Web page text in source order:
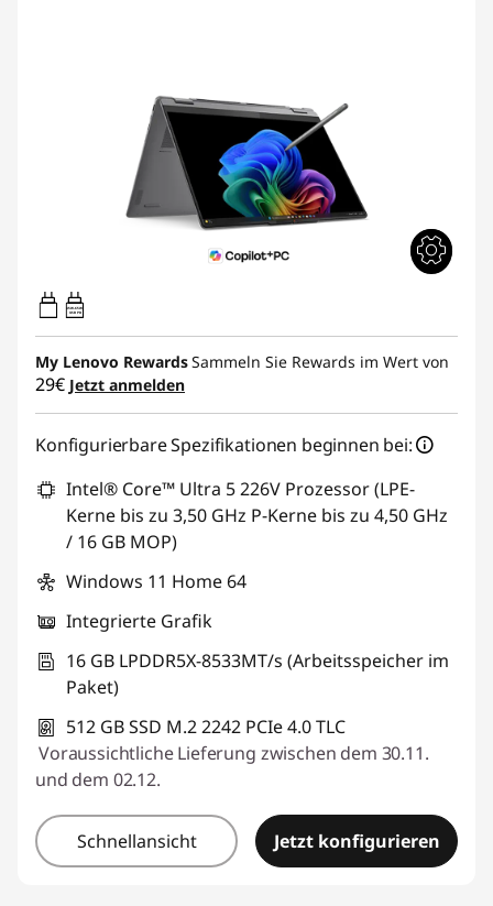
45W-65W
USB PD
My Lenovo RewardsSammeln Sie Rewards im Wert von
29€ Jetzt anmelden
Konfigurierbare Spezifikationen beginnen bei:
Intel® Core™ Ultra 5 226V Prozessor (LPE-
Kerne bis zu 3,50 GHz P-Kerne bis zu 4,50 GHz
/ 16 GB MOP)
Windows 11 Home 64
Integrierte Grafik
16 GB LPDDR5X-8533MT/s (Arbeitsspeicher im
Paket)
512 GB SSD M.2 2242 PCIe 4.0 TLC
Voraussichtliche Lieferung zwischen dem 30.11.
und dem 02.12.
Schnellansicht Jetzt konfigurieren